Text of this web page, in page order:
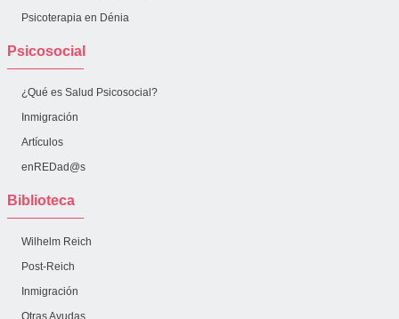
Psicoterapia en Dénia
Psicosocial
¿Qué es Salud Psicosocial?
Inmigración
Artículos
enREDad@s
Biblioteca
Wilhelm Reich
Post-Reich
Inmigración
Otras Ayudas